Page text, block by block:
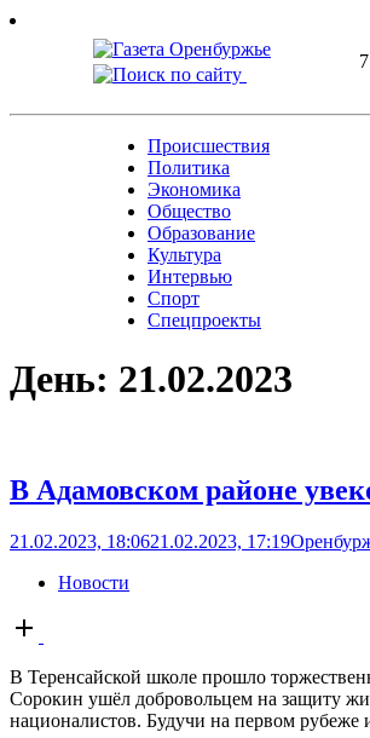
Skip
Происшествия
Политика
Экономика
Общество
Образование
Культура
Интервью
Спорт
Спецпроекты
День: 21.02.2023
В Адамовском районе
21.02.2023, 18:0621.02.2023, 17:19
Новости
Open
post
В Теренсайской школе прошло
Сорокин ушёл добровольцем на защиту
националистов. Будучи на первом рубеже